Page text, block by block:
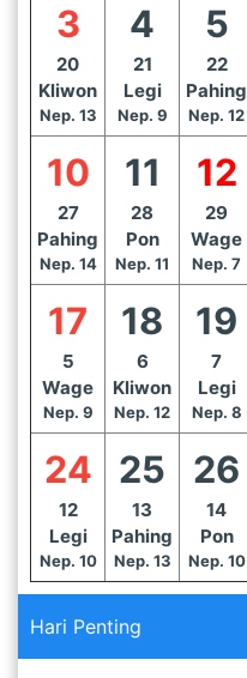
3
20
Kliwon
Nep. 13
4
21
Legi
Nep. 9
5
22
Pahing
Nep. 12
10
27
Pahing
Nep. 14
11
28
Pon
Nep. 11
12
29
Wage
Nep. 7
17
5
Wage
Nep. 9
18
6
Kliwon
Nep. 12
19
7
Legi
Nep. 8
24
12
Legi
Nep. 10
25
13
Pahing
Nep. 13
26
14
Pon
Nep. 10
Hari Penting